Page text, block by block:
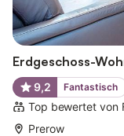
Erdgeschoss-
9,2 Fantastisch
Top bewertet von
Prerow